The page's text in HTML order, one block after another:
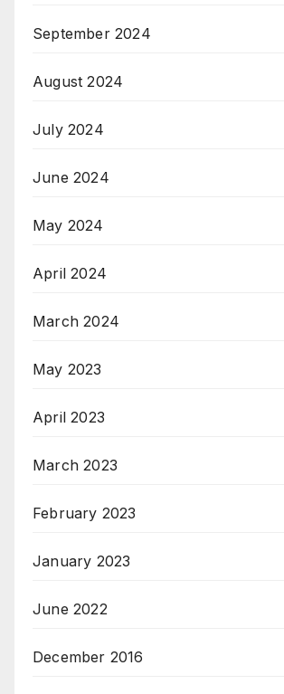
September 2024
August 2024
July 2024
June 2024
May 2024
April 2024
March 2024
May 2023
April 2023
March 2023
February 2023
January 2023
June 2022
December 2016